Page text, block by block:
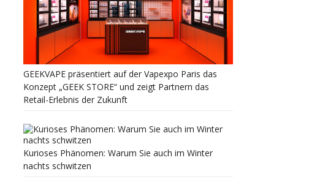
GEEKVAPE präsentiert auf der Vapexpo Paris das
Konzept „GEEK STORE“ und zeigt Partnern das
Retail-Erlebnis der Zukunft
Kurioses Phänomen: Warum Sie auch im Winter
nachts schwitzen